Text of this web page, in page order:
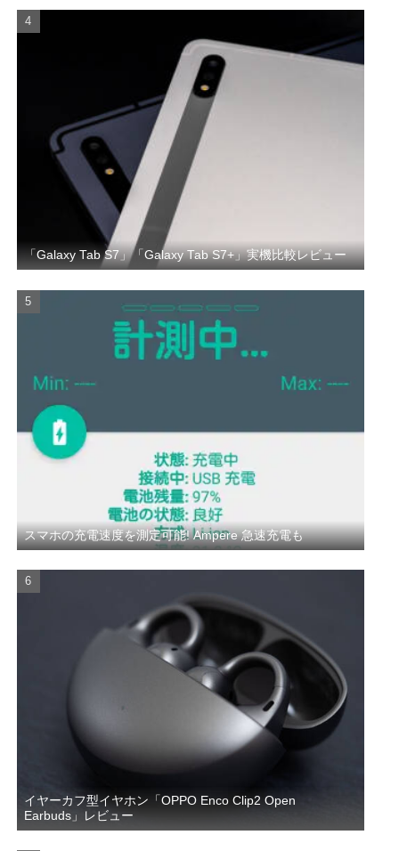
「Galaxy Tab S7」「Galaxy Tab S7+」実機比較レビュー
スマホの充電速度を測定可能! Ampere 急速充電も
イヤーカフ型イヤホン「OPPO Enco Clip2 Open
Earbuds」レビュー